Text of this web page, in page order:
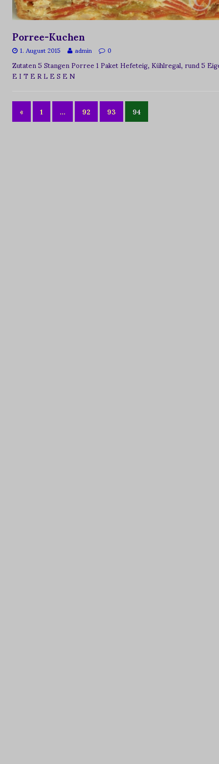
Porree-Kuchen
1. August 2015 admin 0
Zutaten 5 Stangen Porree 1 Paket Hefeteig, Kühlregal, rund 5
E I T E R L E S E N
«
1 … 92 93 94